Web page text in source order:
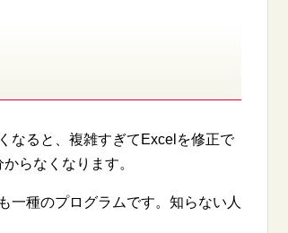
なると、複雑すぎてExcelを修正で
らなくなります。
一種のプログラムです。知らない人